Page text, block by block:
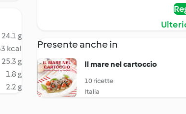
24.1 g
kcal
25.3 g
1.8 g
2.2 g
Presente anche in
Il mare nel cartoccio
10 ricette
Italia